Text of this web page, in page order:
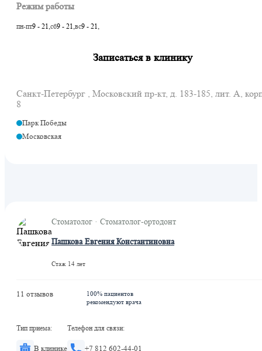
Режим работы
пн-пт9 - 21,сб9 - 21,вс9 - 21,
Записаться в клинику
Санкт-Петербург , Московский пр-кт, д. 183-185, лит. А,
8
Парк Победы
Московская
Стоматолог · Стоматолог-ортодонт
Пашкова Евгения Константиновна
Стаж 14 лет
11 отзывов
100% пациентов
рекомендуют врача
Тип приема:
В клинике
Телефон для связи:
+7 812 602-44-01